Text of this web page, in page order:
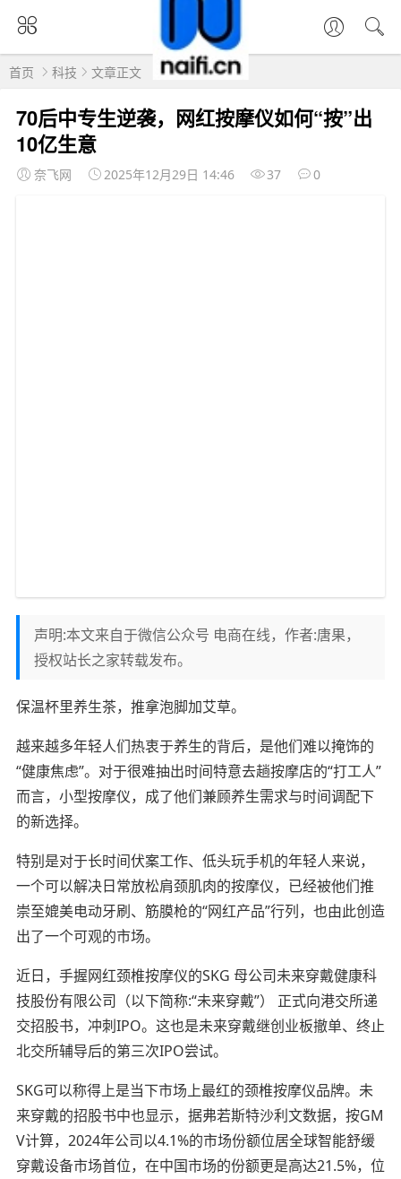
首页 科技 文章正文
70后中专生逆袭，网红按摩仪如何“按”出
10亿生意
奈飞网 2025年12月29日 14:46 37 0
声明:本文来自于微信公众号 电商在线，作者:唐果，
授权站长之家转载发布。
保温杯里养生茶，推拿泡脚加艾草。
越来越多年轻人们热衷于养生的背后，是他们难以掩饰的
“健康焦虑”。对于很难抽出时间特意去趟按摩店的“打工人”
而言， 小型按摩仪，成了他们兼顾养生需求与时间调配下
的新选择。
特别是对于长时间伏案工作、低头玩手机的年轻人来说，
一个可以解决日常放松肩颈肌肉的按摩仪，已经被他们推
崇至媲美电动牙刷、筋膜枪的“网红产品”行列，也由此创造
出了一个可观的市场。
近日，手握网红颈椎按摩仪的SKG 母公司未来穿戴健康科
技股份有限公司（以下简称:“未来穿戴”） 正式向港交所递
交招股书，冲刺IPO。这也是未来穿戴继创业板撤单、终止
北交所辅导后的第三次IPO尝试。
SKG可以称得上是当下市场上最红的颈椎按摩仪品牌。未
来穿戴的招股书中也显示，据弗若斯特沙利文数据，按GM
V计算，2024年公司以4.1%的市场份额位居全球智能舒缓
穿戴设备市场首位，在中国市场的份额更是高达21.5%，位